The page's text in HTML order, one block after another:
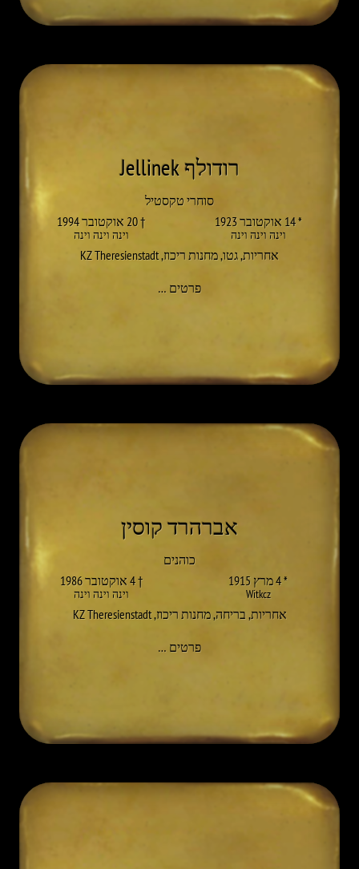
רודולף Jellinek
סוחרי טקסטיל
* 14 אוקטובר 1923
וינה וינה וינה
† 20 אוקטובר 1994
וינה וינה וינה
אחריות,גטו,מחנות ריכוז,
KZ Theresienstadt
פרטים …
אברהרד קוסין
כוהנים
* 4 מרץ 1915
Witkcz
† 4 אוקטובר 1986
וינה וינה וינה
אחריות, בריחה,מחנות ריכוז,
KZ Theresienstadt
פרטים …